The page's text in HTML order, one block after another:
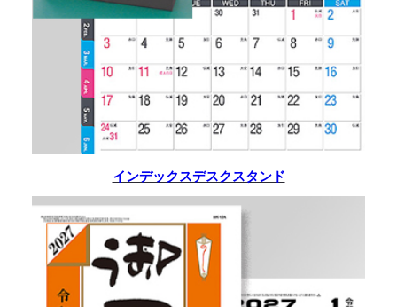
インデックスデスクスタンド